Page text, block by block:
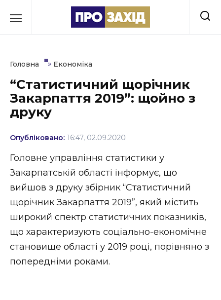
до
Культура
Освіта
Події
Політика
Соціум
Спорт
Стиль життя
Втрачений Ужгород
Головна » Економіка
“Статистичний щорічник
Закарпаття 2019”: щойно з
друку
Опубліковано: 16:47, 02.09.2020
Головне управління статистики у
Закарпатській області інформує, що
вийшов з друку збірник “Статистичний
щорічник Закарпаття 2019”, який містить
широкий спектр статистичних показників,
що характеризують соціально-економічне
становище області у 2019 році, порівняно з
попередніми роками.